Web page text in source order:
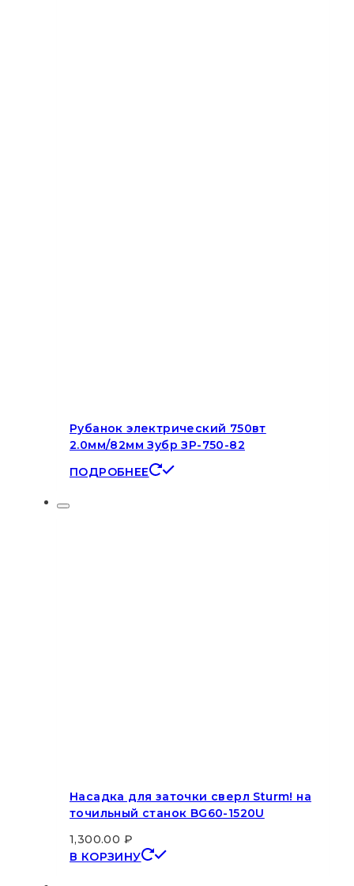
Рубанок электрический 750вт
2.0мм/82мм Зубр ЗР-750-82
ПОДРОБНЕЕ
Насадка для заточки сверл Sturm! на
точильный станок BG60-1520U
1,300.00 ₽
В КОРЗИНУ